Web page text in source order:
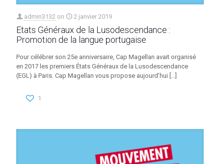
admin3132 on 2 janvier 2019
Etats Généraux de la Lusodescendance :
Promotion de la langue portugaise
Pour célébrer son 25e anniversaire, Cap Magellan avait organisé
en 2017 les premiers États Généraux de la Lusodescendance
(EGL) à Paris. Cap Magellan vous propose aujourd’hui […]
1